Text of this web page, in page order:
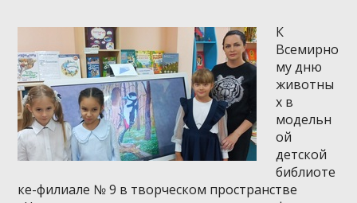
К
Всемирно
му дню
животны
х в
модельн
ой
детской
библиоте
ке-филиале № 9 в творческом пространстве